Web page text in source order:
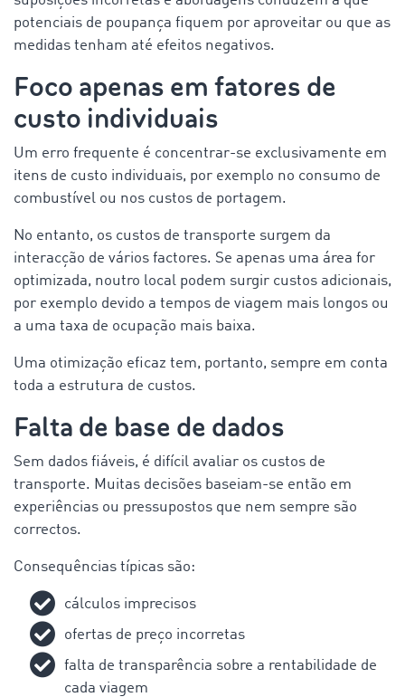
potenciais de poupança fiquem por aproveitar ou que as
medidas tenham até efeitos negativos.
Foco apenas em fatores de
custo individuais
Um erro frequente é concentrar-se exclusivamente em
itens de custo individuais, por exemplo no consumo de
combustível ou nos custos de portagem.
No entanto, os custos de transporte surgem da
interacção de vários factores. Se apenas uma área for
optimizada, noutro local podem surgir custos adicionais,
por exemplo devido a tempos de viagem mais longos ou
a uma taxa de ocupação mais baixa.
Uma otimização eficaz tem, portanto, sempre em conta
toda a estrutura de custos.
Falta de base de dados
Sem dados fiáveis, é difícil avaliar os custos de
transporte. Muitas decisões baseiam-se então em
experiências ou pressupostos que nem sempre são
correctos.
Consequências típicas são:
cálculos imprecisos
ofertas de preço incorretas
falta de transparência sobre a rentabilidade de
cada viagem